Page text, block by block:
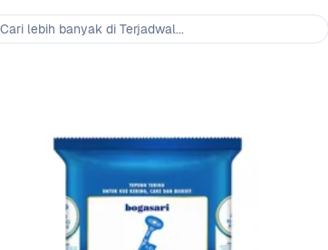
Cari lebih banyak di Terjadwal...